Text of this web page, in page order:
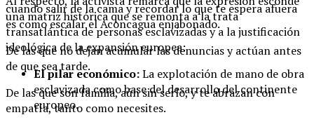
cuando salir de la cama y recordar lo que te espera afuera
es como escalar el Aconcagua enjabonado.
De las que no dejan acumular las denuncias y actúan antes
de que sea tarde.
De las que son familia, aún sin serlo, y te abrazan con
empatía, tanto como necesites.
una matriz histórica que se remonta a la trata
transatlántica de personas esclavizadas y a la justificación
ideológica de la expansión europea:
El pilar económico:La explotación de mano de obra
esclavizada como base del desarrollo del continente
europeo.